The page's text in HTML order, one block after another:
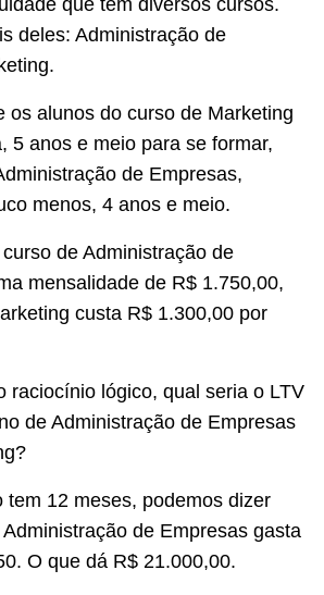
deles: Administração de
os alunos do curso de Marketing
5 anos e meio para se formar,
de Empresas,
menos, 4 anos e meio.
de Administração de
mensalidade de R$ 1.750,00,
custa R$ 1.300,00 por
raciocínio lógico, qual seria o LTV
de Administração de Empresas
tem 12 meses, podemos dizer
de Empresas gasta
O que dá R$ 21.000,00.